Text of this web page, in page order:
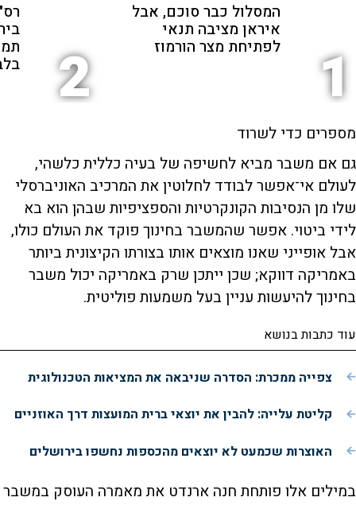
1
המסלול כבר סוכם, אבל
איראן מציבה תנאי
לפתיחת מצר הורמוז 2
מספרים כדי לשרוד
גם אם משבר מביא לחשיפה של בעיה כללית כלשהי,
לעולם אי־אפשר לבודד לחלוטין את המרכיב האוניברסלי
שלו מן הנסיבות הקונקרטיות והספציפיות שבהן הוא בא
לידי ביטוי. אפשר שהמשבר בחינוך פוקד את העולם כולו,
אבל אופייני שאנו מוצאים אותו בצורתו הקיצונית ביותר
באמריקה דווקא; שכן ייתכן שרק באמריקה יכול משבר
בחינוך להיעשות עניין בעל משמעות פוליטית.
עוד כתבות בנושא
צפייה ממכרת: הסדרה שניבאה את המציאות הטכנולוגית
קליטת עלייה: להבין את יוצאי ברית המועצות דרך האוזניים
האוצרות שכמעט לא יוצאים מהכספות נחשפו בירושלים
במילים אלו פותחת חנה ארנדט את מאמרה העוסק במשבר